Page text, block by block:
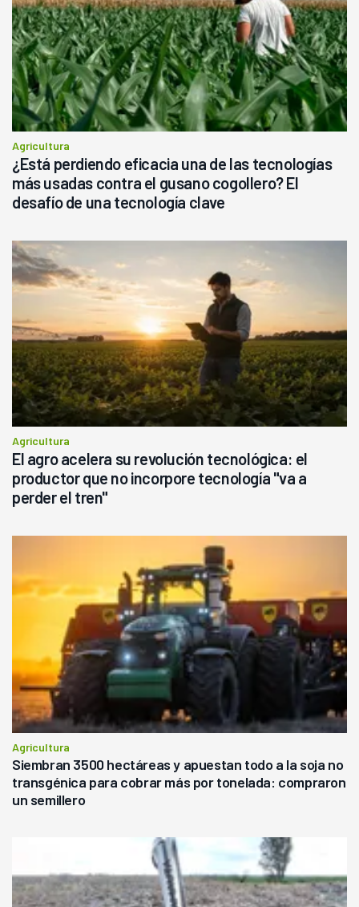
Agricultura
¿Está perdiendo eficacia una de las tecnologías
más usadas contra el gusano cogollero? El
desafío de una tecnología clave
Agricultura
El agro acelera su revolución tecnológica: el
productor que no incorpore tecnología "va a
perder el tren"
Agricultura
Siembran 3500 hectáreas y apuestan todo a la soja no
transgénica para cobrar más por tonelada: compraron
un semillero